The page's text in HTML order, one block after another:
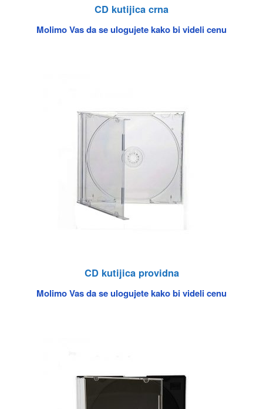
CD kutijica crna
Molimo Vas da se ulogujete kako bi videli cenu
CD kutijica providna
Molimo Vas da se ulogujete kako bi videli cenu